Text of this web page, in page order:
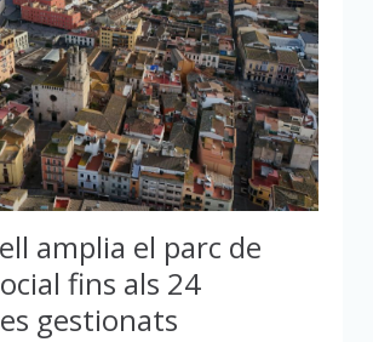
amplia el parc de
fins als 24
gestionats